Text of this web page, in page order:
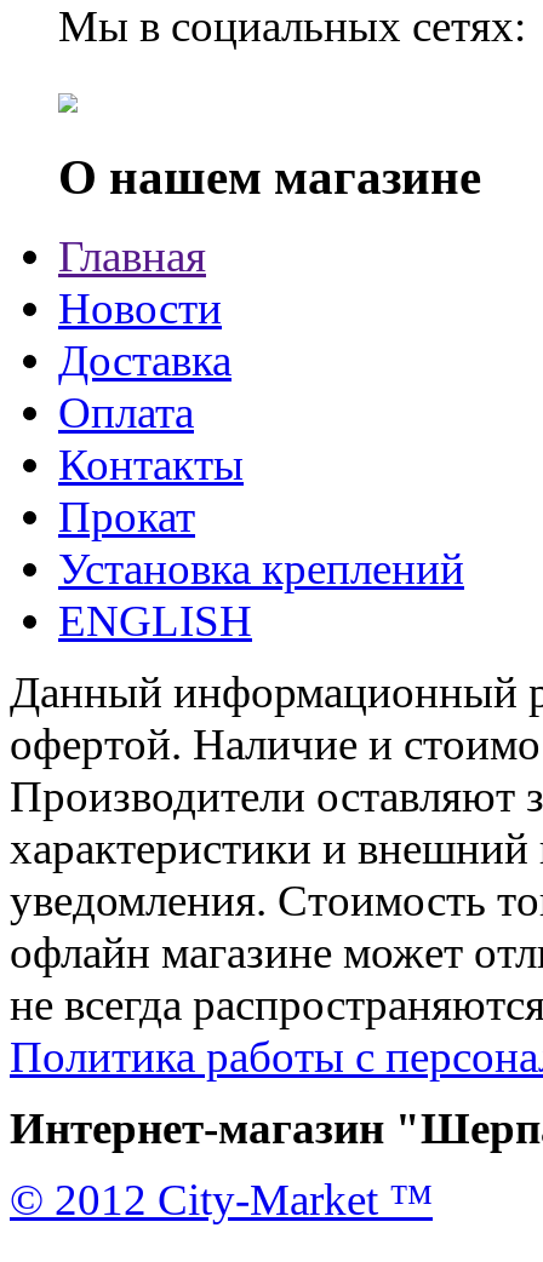
Мы в социальных сетях:
О нашем магазине
Главная
Новости
Доставка
Оплата
Контакты
Прокат
Установка креплений
ENGLISH
Данный информационный
офертой. Наличие и
Производители оставляют
характеристики и внешний
уведомления. Стоимость
офлайн магазине может
не всегда
Политика работы с
Интернет-магазин
© 2012 City-Market ™